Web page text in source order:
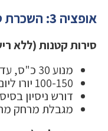
אופציה 3: השכרת סירה עצמאית
סירות קטנות (ללא
מנוע 30 כ"ס, עד 5 אנשים
100-150 יורו ליום + דלק
דורש ניסיון
מגבלת מרחק